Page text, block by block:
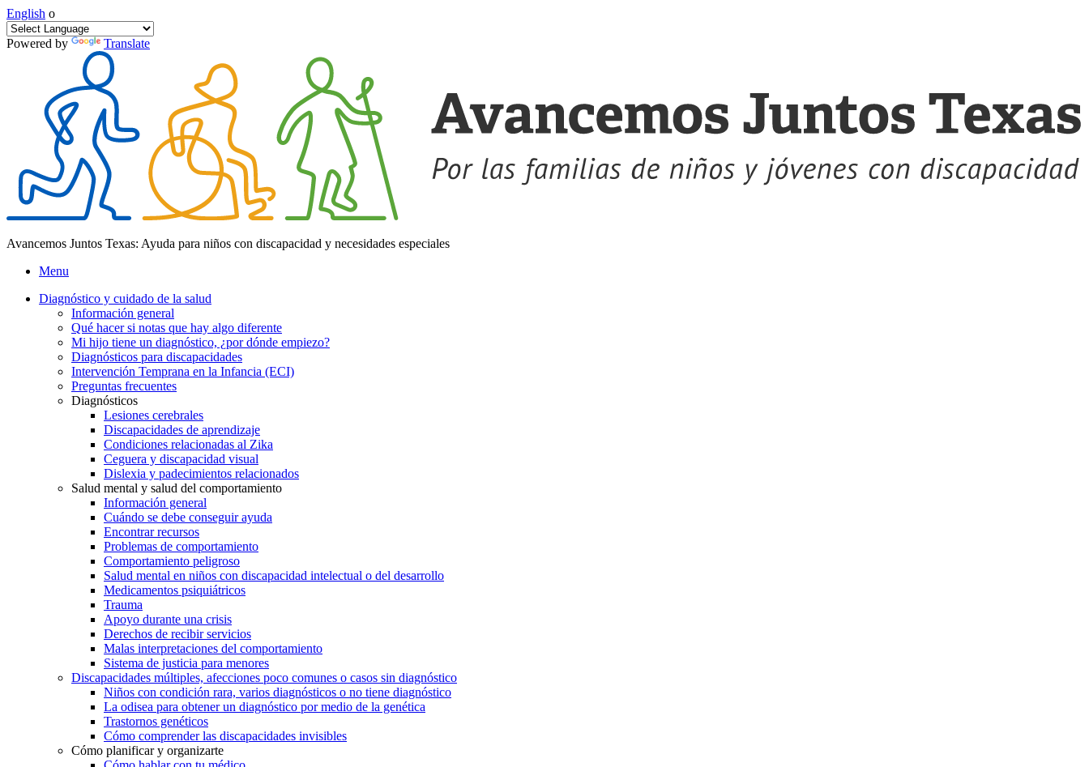
English o
Powered by Translate
Avancemos Juntos Texas: Ayuda para niños con discapacidad y necesidades especiales
Menu
Diagnóstico y cuidado de la salud
Información general
Qué hacer si notas que hay algo diferente
Mi hijo tiene un diagnóstico, ¿por dónde empiezo?
Diagnósticos para discapacidades
Intervención Temprana en la Infancia (ECI)
Preguntas frecuentes
Diagnósticos
Lesiones cerebrales
Discapacidades de aprendizaje
Condiciones relacionadas al Zika
Ceguera y discapacidad visual
Dislexia y padecimientos relacionados
Salud mental y salud del comportamiento
Información general
Cuándo se debe conseguir ayuda
Encontrar recursos
Problemas de comportamiento
Comportamiento peligroso
Salud mental en niños con discapacidad intelectual o del desarrollo
Medicamentos psiquiátricos
Trauma
Apoyo durante una crisis
Derechos de recibir servicios
Malas interpretaciones del comportamiento
Sistema de justicia para menores
Discapacidades múltiples, afecciones poco comunes o casos sin diagnóstico
Niños con condición rara, varios diagnósticos o no tiene diagnóstico
La odisea para obtener un diagnóstico por medio de la genética
Trastornos genéticos
Cómo comprender las discapacidades invisibles
Cómo planificar y organizarte